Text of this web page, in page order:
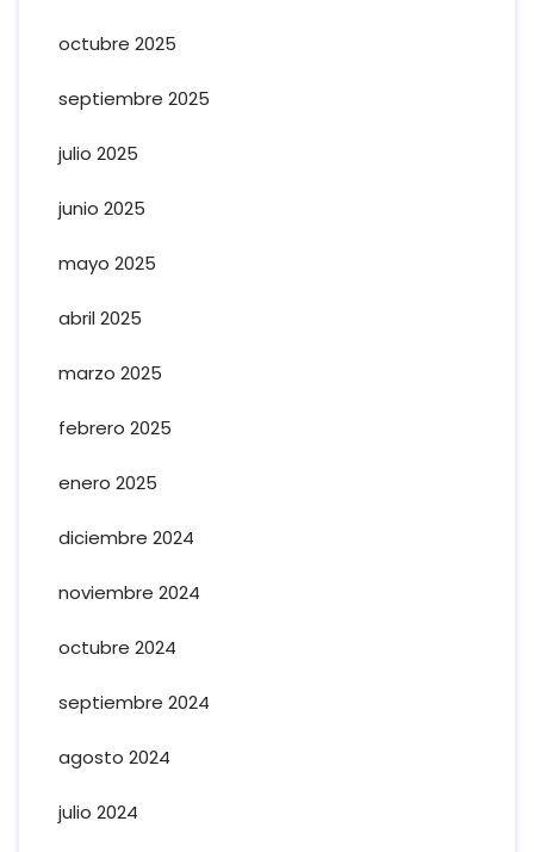
octubre 2025
septiembre 2025
julio 2025
junio 2025
mayo 2025
abril 2025
marzo 2025
febrero 2025
enero 2025
diciembre 2024
noviembre 2024
octubre 2024
septiembre 2024
agosto 2024
julio 2024